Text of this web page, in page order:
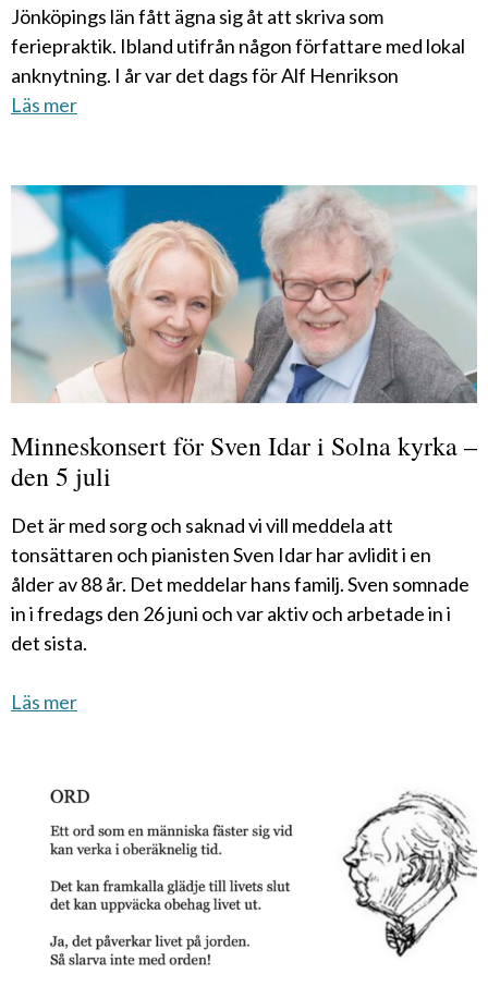
Jönköpings län fått ägna sig åt att skriva som
feriepraktik. Ibland utifrån någon författare med lokal
anknytning. I år var det dags för Alf Henrikson
Läs mer
Minneskonsert för Sven Idar i Solna kyrka –
den 5 juli
Det är med sorg och saknad vi vill meddela att
tonsättaren och pianisten Sven Idar har avlidit i en
ålder av 88 år. Det meddelar hans familj. Sven somnade
in i fredags den 26 juni och var aktiv och arbetade in i
det sista.
Läs mer